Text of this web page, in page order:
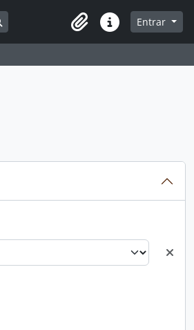
Busque na página de navegação
Atalhos Entrar